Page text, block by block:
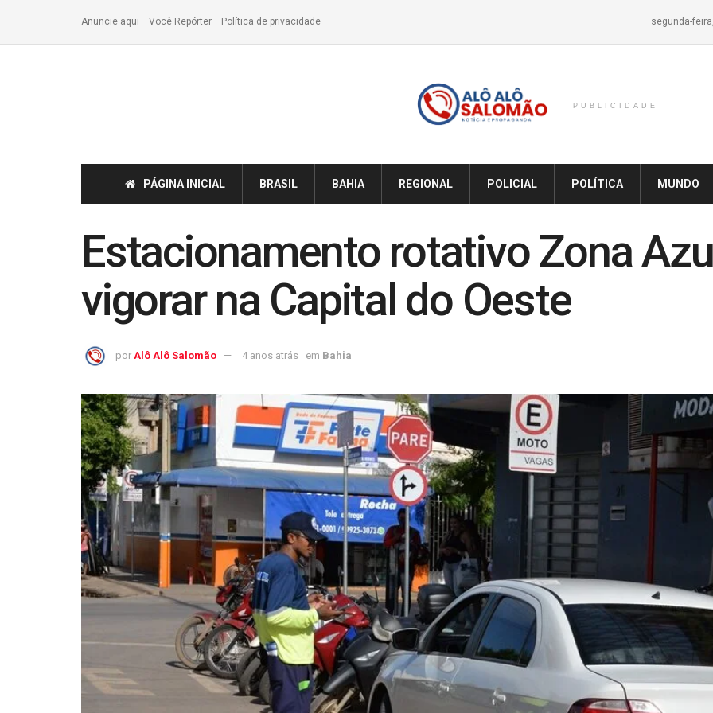
Anuncie aqui Você Repórter Política de privacidade segunda-
PUBLICIDADE
PÁGINA INICIAL BRASIL BAHIA REGIONAL POLICIAL POLÍTICA MUNDO
Estacionamento rotativo Zona
vigorar na Capital do Oeste
por Alô Alô Salomão 4 anos atrás em Bahia